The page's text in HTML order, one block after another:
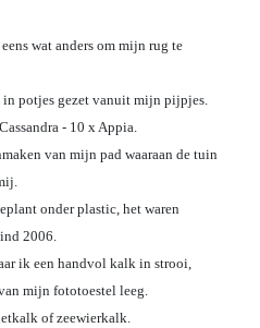
wat anders om mijn rug te
potjes gezet vanuit mijn pijpjes.
- 10 x Appia.
van mijn pad waaraan de tuin
onder plastic, het waren
2006.
ik een handvol kalk in strooi,
mijn fototoestel leeg.
of zeewierkalk.